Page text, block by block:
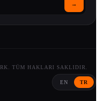
→
TÜM HAKLARI SAKLIDIR.
EN TR